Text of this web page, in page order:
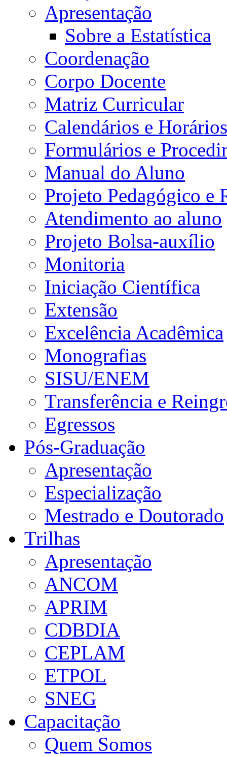
Apresentação
Sobre a Estatística
Coordenação
Corpo Docente
Matriz Curricular
Calendários e Horários
Formulários e
Manual do Aluno
Projeto Pedagógico e
Atendimento ao aluno
Projeto Bolsa-auxílio
Monitoria
Iniciação Científica
Extensão
Excelência Acadêmica
Monografias
SISU/ENEM
Transferência e
Egressos
Pós-Graduação
Apresentação
Especialização
Mestrado e Doutorado
Trilhas
Apresentação
ANCOM
APRIM
CDBDIA
CEPLAM
ETPOL
SNEG
Capacitação
Quem Somos